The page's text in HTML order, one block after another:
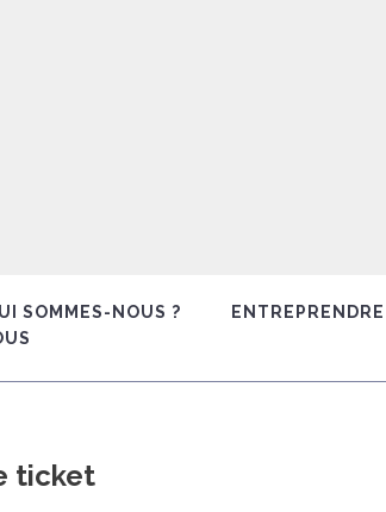
SOMMES-NOUS ? ENTREPRENDRE
ticket